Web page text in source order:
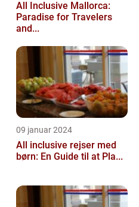
All Inclusive Mallorca:
Paradise for Travelers
and...
09 januar 2024
All inclusive rejser med
børn: En Guide til at Pla...